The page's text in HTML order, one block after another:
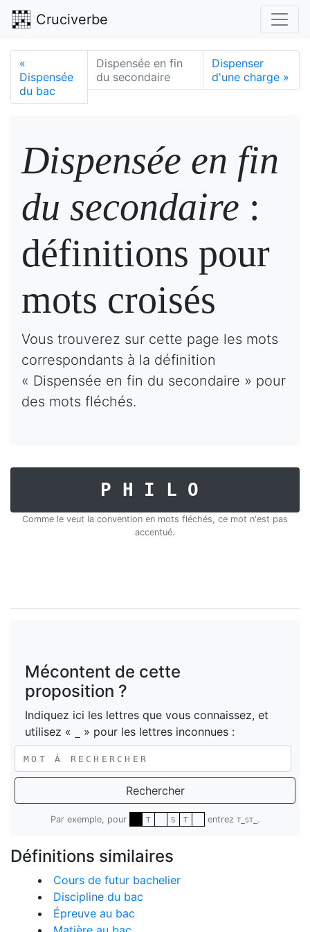
Cruciverbe
«
Dispensée
du bac
Dispensée en fin
du secondaire
Dispenser
d'une charge »
Dispensée en fin
du secondaire :
définitions pour
mots croisés
Vous trouverez sur cette page les mots
correspondants à la définition
« Dispensée en fin du secondaire » pour
des mots fléchés.
PHILO
Comme le veut la convention en mots fléchés, ce mot n'est pas
accentué.
Mécontent de cette
proposition ?
Indiquez ici les lettres que vous connaissez, et
utilisez «
» pour les lettres inconnues :
Rechercher
Par exemple, pour T S T entrez T_ST_ .
Définitions similaires
Cours de futur bachelier
Discipline du bac
Épreuve au bac